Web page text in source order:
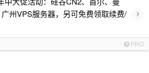
州VPS服务器，另可免费领取续费/
›
PRO